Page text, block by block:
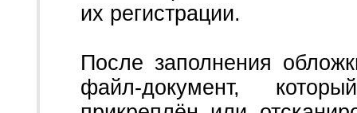
их регистрации.
После заполнения
файл-документ,